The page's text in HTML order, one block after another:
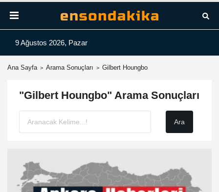
9 Ağustos 2026, Pazar
Ana Sayfa Arama Sonuçları Gilbert Houngbo
"Gilbert Houngbo" Arama Sonuçları